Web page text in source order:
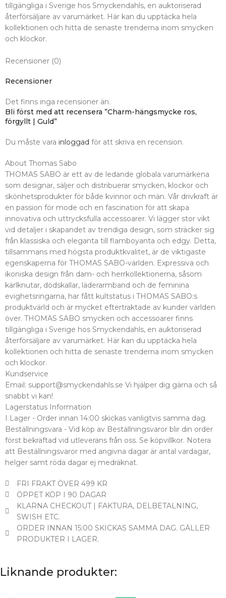
tillgängliga i Sverige hos Smyckendahls, en auktoriserad
återförsäljare av varumärket. Här kan du upptäcka hela
kollektionen och hitta de senaste trenderna inom smycken
och klockor.
Recensioner (0)
Recensioner
Det finns inga recensioner än.
Bli först med att recensera ”Charm-hängsmycke ros,
förgyllt | Guld”
Du måste vara inloggad för att skriva en recension.
About Thomas Sabo
THOMAS SABO är ett av de ledande globala varumärkena
som designar, säljer och distribuerar smycken, klockor och
skönhetsprodukter för både kvinnor och män. Vår drivkraft är
en passion för mode och en fascination för att skapa
innovativa och uttrycksfulla accessoarer. Vi lägger stor vikt
vid detaljer i skapandet av trendiga design, som sträcker sig
från klassiska och eleganta till flamboyanta och edgy. Detta,
tillsammans med högsta produktkvalitet, är de viktigaste
egenskaperna för THOMAS SABO-världen. Expressiva och
ikoniska design från dam- och herrkollektionerna, såsom
kärlknutar, dödskallar, läderarmband och de feminina
evighetsringarna, har fått kultstatus i THOMAS SABO:s
produktvärld och är mycket eftertraktade av kunder världen
över. THOMAS SABO smycken och accessoarer finns
tillgängliga i Sverige hos Smyckendahls, en auktoriserad
återförsäljare av varumärket. Här kan du upptäcka hela
kollektionen och hitta de senaste trenderna inom smycken
och klockor.
Kundservice
Email: support@smyckendahls.se Vi hjälper dig gärna och så
snabbt vi kan!
Lagerstatus Information
I Lager - Order innan 14:00 skickas vanligtvis samma dag.
Beställningsvara - Vid köp av Beställningsvaror blir din order
först bekräftad vid utleverans från oss. Se köpvillkor. Notera
att Beställningsvaror med angivna dagar är antal vardagar,
helger samt röda dagar ej medräknat.
FRI FRAKT ÖVER 499 KR
ÖPPET KÖP I 90 DAGAR
KLARNA CHECKOUT | FAKTURA, DELBETALNING,
SWISH ETC.
ORDER INNAN 15:00 SKICKAS SAMMA DAG. GÄLLER
PRODUKTER I LAGER.
Liknande produkter: